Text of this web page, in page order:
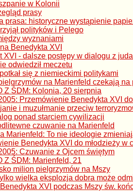
w Kolonii
prasy
prasa: historyczne wystąpienie
polityków i Pelego
wyznaniami
Benedykta XVI
XVI - dalsze postępy w dialogu z
odwiedził meczetu
się z niemieckimi politykami
na Marienfeld czekają na
Z ŚDM: Kolonia, 20 sierpnia
Przemówienie Benedykta XVI
i muzułmanie przeciw
ponad starciem cywilizacji
czuwanie na Marienfeld
Marienfeld: To nie ideologie
Benedykta XVI do młodzieży
Czuwanie z Ojcem świętym
Z ŚDM: Marienfeld, 21
milion pielgrzymów na Mszy
wielka eksplozja dobra może
XVI podczas Mszy św.